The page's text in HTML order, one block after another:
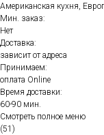
Американская кухня,
Мин. заказ:
Нет
Доставка:
зависит от адреса
Принимаем:
оплата Online
Время доставки:
60-90 мин.
Смотреть полное меню
(51)